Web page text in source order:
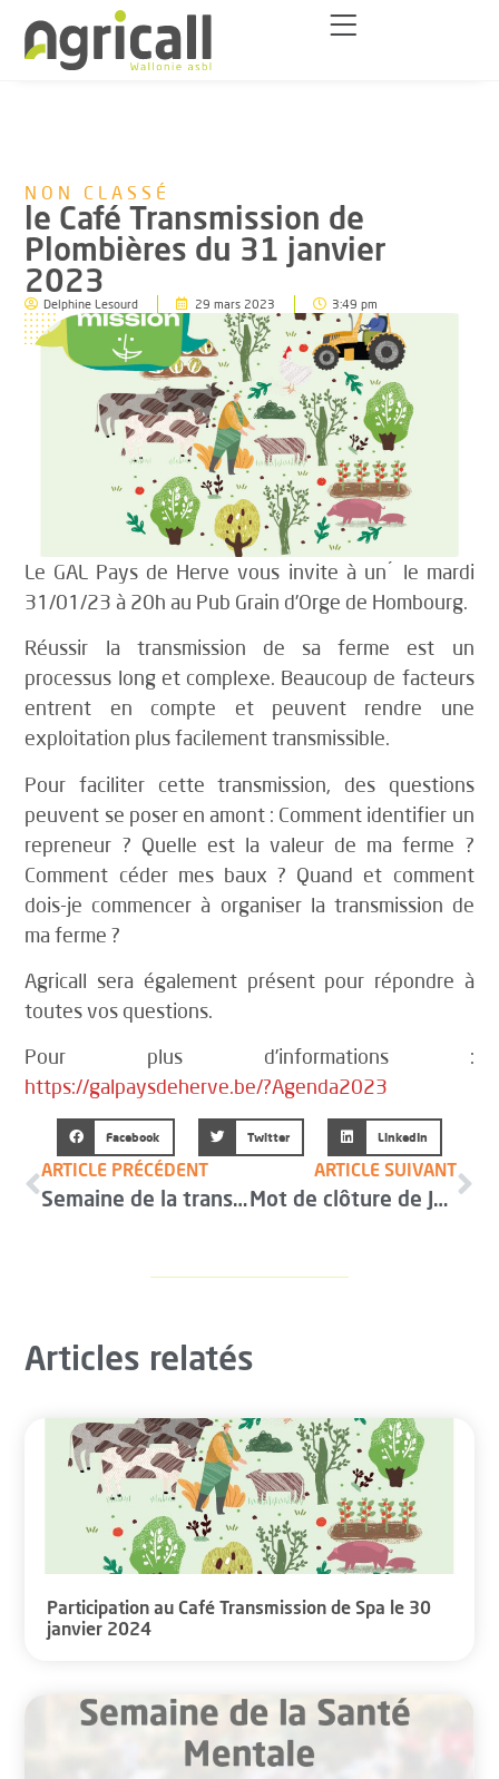
NON CLASSÉ
le Café Transmission de
Plombières du 31 janvier
2023
Delphine Lesourd 29 mars 2023 3:49 pm
Le GAL Pays de Herve vous invite à un ́ le mardi
31/01/23 à 20h au Pub Grain d’Orge de Hombourg.
Réussir la transmission de sa ferme est un
processus long et complexe. Beaucoup de facteurs
entrent en compte et peuvent rendre une
exploitation plus facilement transmissible.
Pour faciliter cette transmission, des questions
peuvent se poser en amont : Comment identifier un
repreneur ? Quelle est la valeur de ma ferme ?
Comment céder mes baux ? Quand et comment
dois-je commencer à organiser la transmission de
ma ferme ?
Agricall sera également présent pour répondre à
toutes vos questions.
Pour plus d’informations :
https://galpaysdeherve.be/?Agenda2023
Facebook Twitter LinkedIn
ARTICLE PRÉCÉDENT
Semaine de la transmission du 15 au 19 novembre
ARTICLE SUIVANT
Mot de clôture de Joël Hubin – Colloque Agricall
Articles relatés
Participation au Café Transmission de Spa le 30
janvier 2024